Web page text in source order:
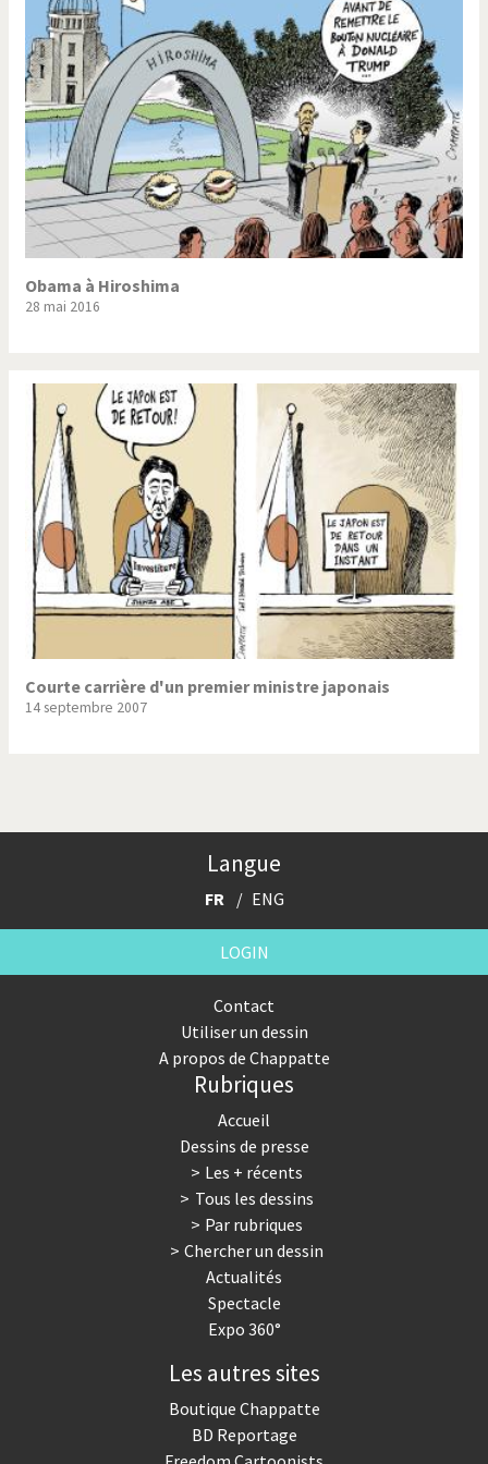
Trump II Un monde de foot
Vous avez dit "Islam"?
Obama à Hiroshima
28 mai 2016
Courte carrière d'un premier ministre japonais
14 septembre 2007
Langue
FR ENG
LOGIN
Contact
Utiliser un dessin
A propos de Chappatte
Rubriques
Accueil
Dessins de presse
Les + récents
Tous les dessins
Par rubriques
Chercher un dessin
Actualités
Spectacle
Expo 360°
Les autres sites
Boutique Chappatte
BD Reportage